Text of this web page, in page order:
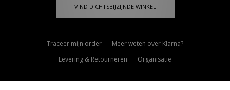
VIND DICHTSBIJZIJNDE WINKEL
Traceer mijn order
Meer weten over Klarna?
Levering & Retourneren
Organisatie